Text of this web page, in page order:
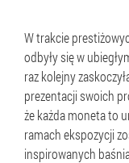
W trakcie
odbyły się w
raz kolejny
prezentacji swoich
że każda moneta to
ramach ekspozycji
inspirowanych